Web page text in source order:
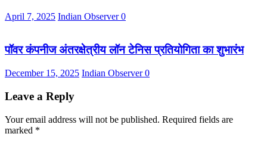
April 7, 2025 Indian Observer0
पॉवर कंपनीज अंतरक्षेत्रीय लॉन टेनिस प्रतियोगिता का शुभारंभ
December 15, 2025 Indian Observer0
Leave a Reply
Your email address will not be published. Required fields are
marked *